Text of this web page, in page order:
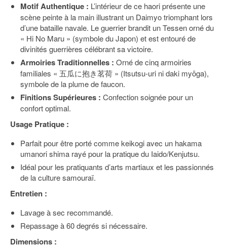
Motif Authentique : L’intérieur de ce haori présente une
scène peinte à la main illustrant un Daimyo triomphant lors
d’une bataille navale. Le guerrier brandit un Tessen orné du
« Hi No Maru » (symbole du Japon) et est entouré de
divinités guerrières célébrant sa victoire.
Armoiries Traditionnelles : Orné de cinq armoiries
familiales « 五瓜に抱き茗荷 » (Itsutsu-uri ni daki myōga),
symbole de la plume de faucon.
Finitions Supérieures : Confection soignée pour un
confort optimal.
Usage Pratique :
Parfait pour être porté comme keikogi avec un hakama
umanori shima rayé pour la pratique du Iaido/Kenjutsu.
Idéal pour les pratiquants d’arts martiaux et les passionnés
de la culture samouraï.
Entretien :
Lavage à sec recommandé.
Repassage à 60 degrés si nécessaire.
Dimensions :